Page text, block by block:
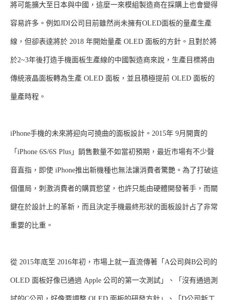
將可能擴大至日本與中國，這麼一來模組製造商在採購上也會變得
容易許多。例如JDI公司目前雖然尚未擁有OLED面板的量產生產
線，但卻表達將於 2018 年開始量產 OLED 面板的方針。且對於將
於2~3年後打造手機面板生產線的中國製造商來說，生產目標將由
傳統液晶面板轉為生產 OLED 面板，並且積極提前 OLED 面板的
量產時程。
iPhone手機的未來將迎向可撓曲的面板設計。2015年 9月開賣的
「iPhone 6S/6S Plus」銷售數量不如當初預期，最近市場有不少聲
音直指，即使 iPhone推出新機種也無法讓消費者驚艷。為了打破這
個僵局，刺激消費者的購買慾望，也許只能由硬體開發著手，而關
鍵在於設計上的革新，而且決定手機最終形狀的面板設計占了非常
重要的比重。
從 2015年底至 2016年初，市場上就一直流傳著「A公司與B公司的
OLED 面板好像已通過 Apple 公司的第一次測試」、「沒有通過測